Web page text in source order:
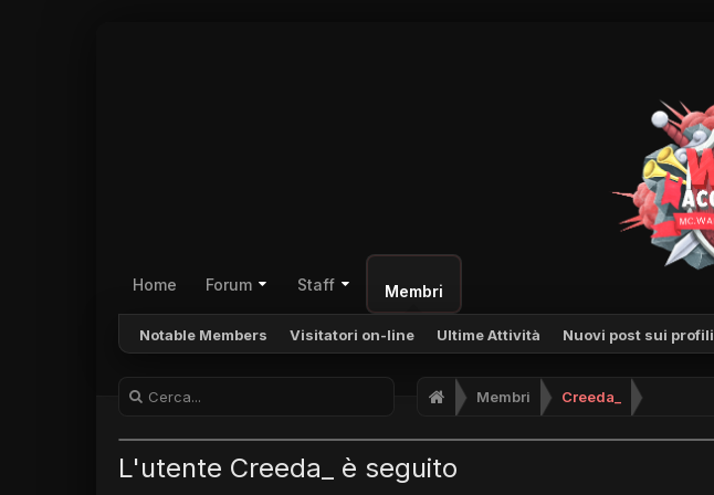
Home Forum Staff Membri
Notable Members Visitatori on-line Ultime Attività Nuovi post sui profili
Membri Creeda_
L'utente Creeda_ è seguito